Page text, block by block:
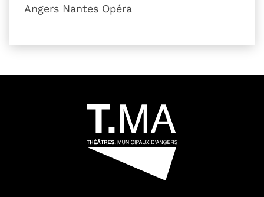
Angers Nantes Opéra